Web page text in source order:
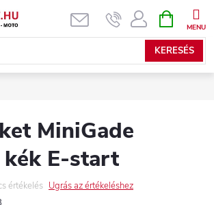
KERESÉS
KOSÁR
MiniGade
E-start
értékelés Ugrás az értékeléshez